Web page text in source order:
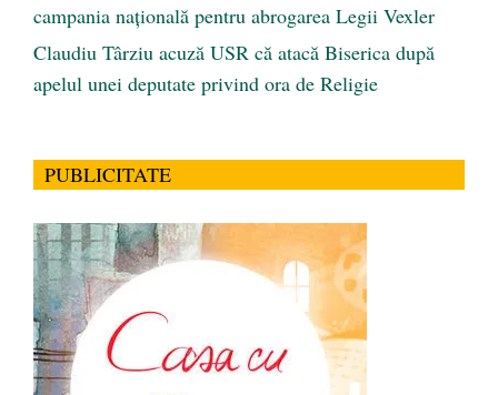
campania națională pentru abrogarea Legii Vexler
Claudiu Târziu acuză USR că atacă Biserica după
apelul unei deputate privind ora de Religie
PUBLICITATE